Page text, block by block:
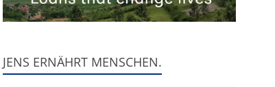
JENS ERNÄHRT MENSCHEN.